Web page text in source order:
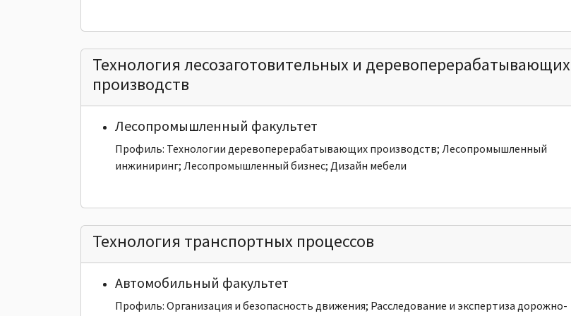
Технология лесозаготовительных и деревоперерабатывающих
производств
Лесопромышленный факультет
Профиль: Технологии деревоперерабатывающих производств; Лесопромышленный
инжиниринг; Лесопромышленный бизнес; Дизайн мебели
Технология транспортных процессов
Автомобильный факультет
Профиль: Организация и безопасность движения; Расследование и экспертиза дорожно-